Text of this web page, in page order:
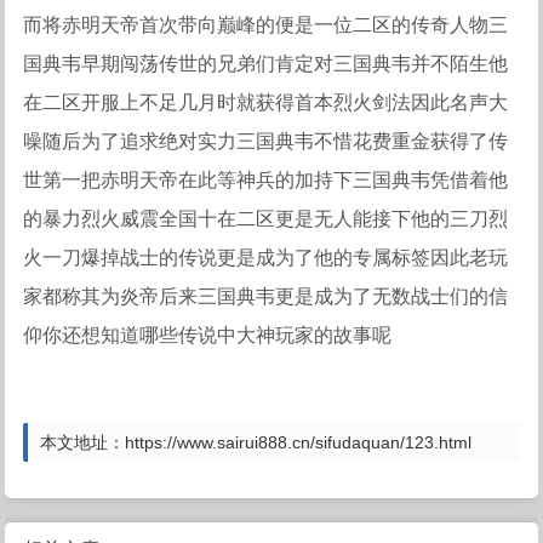
而将赤明天帝首次带向巅峰的便是一位二区的传奇人物三
国典韦早期闯荡传世的兄弟们肯定对三国典韦并不陌生他
在二区开服上不足几月时就获得首本烈火剑法因此名声大
噪随后为了追求绝对实力三国典韦不惜花费重金获得了传
世第一把赤明天帝在此等神兵的加持下三国典韦凭借着他
的暴力烈火威震全国十在二区更是无人能接下他的三刀烈
火一刀爆掉战士的传说更是成为了他的专属标签因此老玩
家都称其为炎帝后来三国典韦更是成为了无数战士们的信
仰你还想知道哪些传说中大神玩家的故事呢
本文地址：https://www.sairui888.cn/sifudaquan/123.html